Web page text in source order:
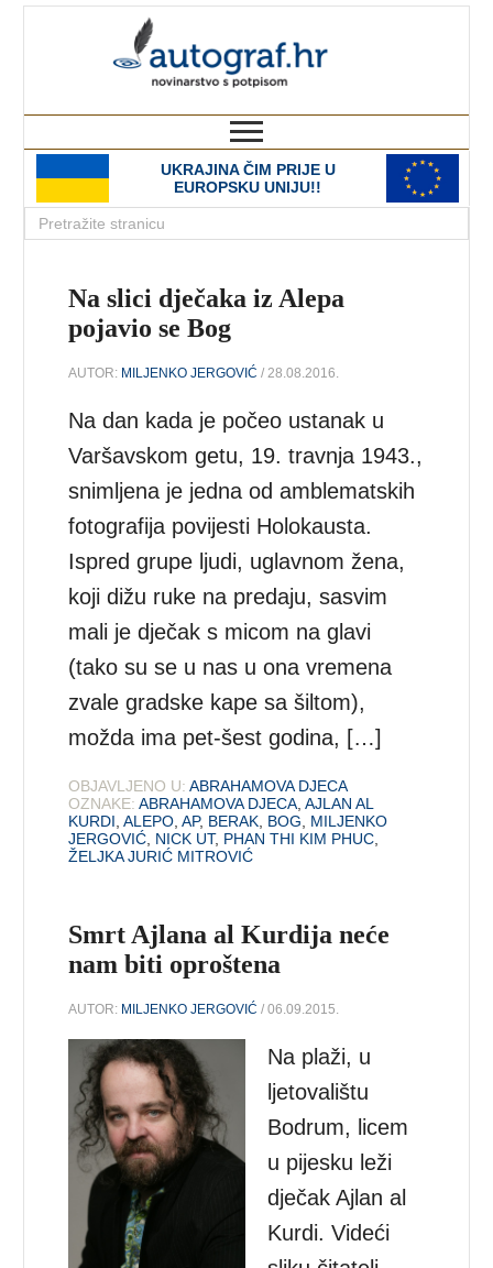
UKRAJINA ČIM PRIJE U
EUROPSKU UNIJU!!
Na slici dječaka iz Alepa
pojavio se Bog
AUTOR: MILJENKO JERGOVIĆ / 28.08.2016.
Na dan kada je počeo ustanak u
Varšavskom getu, 19. travnja 1943.,
snimljena je jedna od amblematskih
fotografija povijesti Holokausta.
Ispred grupe ljudi, uglavnom žena,
koji dižu ruke na predaju, sasvim
mali je dječak s micom na glavi
(tako su se u nas u ona vremena
zvale gradske kape sa šiltom),
možda ima pet-šest godina, […]
OBJAVLJENO U: ABRAHAMOVA DJECA
OZNAKE: ABRAHAMOVA DJECA ,AJLAN AL
KURDI ,ALEPO ,AP, BERAK BOG
MILJENKO
JERGOVIĆ NICK UT, PHAN THI KIM PHUC
ŽELJKA JURIĆ MITROVIĆ
Smrt Ajlana al Kurdija neće
nam biti oproštena
AUTOR: MILJENKO JERGOVIĆ / 06.09.2015.
Na plaži, u
ljetovalištu
Bodrum, licem
u pijesku leži
dječak Ajlan al
Kurdi. Videći